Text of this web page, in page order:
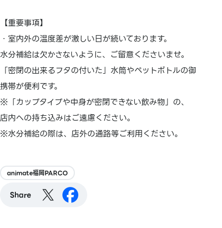
【重要事項】
・室内外の温度差が激しい日が続いております。
水分補給は欠かさないように、ご留意くださいませ。
「密閉の出来るフタの付いた」水筒やペットボトルの御
携帯が便利です。
※「カップタイプや中身が密閉できない飲み物」の、
店内への持ち込みはご遠慮ください。
※水分補給の際は、店外の通路等ご利用ください。
animate福岡PARCO
Share